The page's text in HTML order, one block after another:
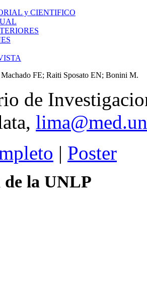
y CIENTIFICO
FE; Raiti Sposato EN; Bonini M.
de
| Poster
de la UNLP